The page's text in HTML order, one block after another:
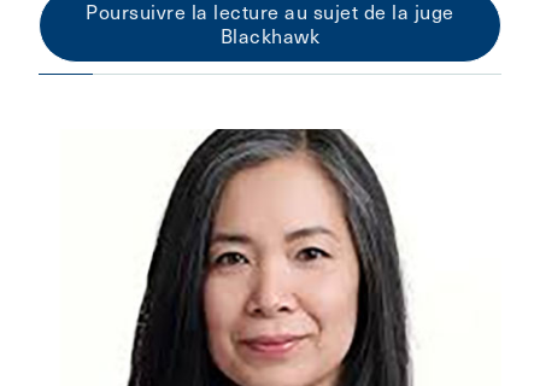
Poursuivre la lecture au sujet de la juge
Blackhawk